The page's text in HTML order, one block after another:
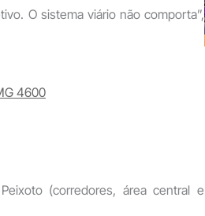
O sistema viário não comporta”,
(corredores, área central e